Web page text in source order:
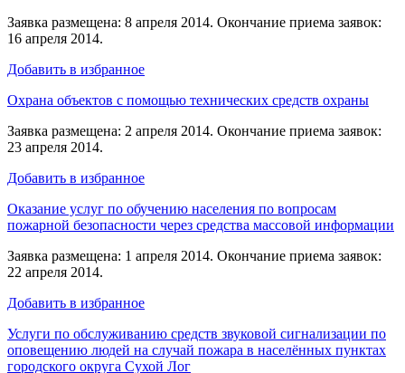
Заявка размещена: 8 апреля 2014. Окончание приема заявок:
16 апреля 2014.
Добавить в избранное
Охрана объектов с помощью технических средств охраны
Заявка размещена: 2 апреля 2014. Окончание приема заявок:
23 апреля 2014.
Добавить в избранное
Оказание услуг по обучению населения по вопросам
пожарной безопасности через средства массовой информации
Заявка размещена: 1 апреля 2014. Окончание приема заявок:
22 апреля 2014.
Добавить в избранное
Услуги по обслуживанию средств звуковой сигнализации по
оповещению людей на случай пожара в населённых пунктах
городского округа Сухой Лог